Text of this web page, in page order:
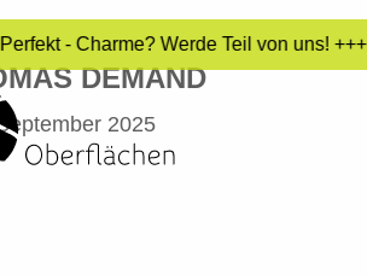
- Charme? Werde Teil von uns!
DEMAND
2025